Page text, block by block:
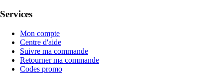
Services
Mon compte
Centre d'aide
Suivre ma commande
Retourner ma commande
Codes promo